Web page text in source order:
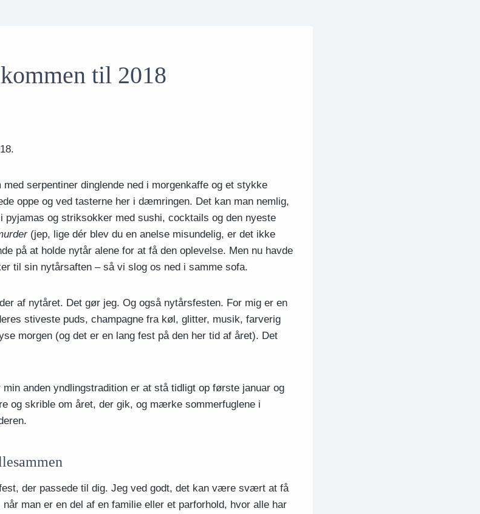
til 2018
serpentiner dinglende ned i morgenkaffe og et stykke
oppe og ved tasterne her i dæmringen. Det kan man nemlig,
pyjamas og striksokker med sushi, cocktails og den nyeste
(jep, lige dér blev du en anelse misundelig, er det ikke
på at holde nytår alene for at få den oplevelse. Men nu havde
til sin nytårsaften – så vi slog os ned i samme sofa.
af nytåret. Det gør jeg. Og også nytårsfesten. For mig er en
stiveste puds, champagne fra køl, glitter, musik, farverig
morgen (og det er en lang fest på den her tid af året). Det
anden yndlingstradition er at stå tidligt op første januar og
og skrible om året, der gik, og mærke sommerfuglene i
der passede til dig. Jeg ved godt, det kan være svært at få
man er en del af en familie eller et parforhold, hvor alle har